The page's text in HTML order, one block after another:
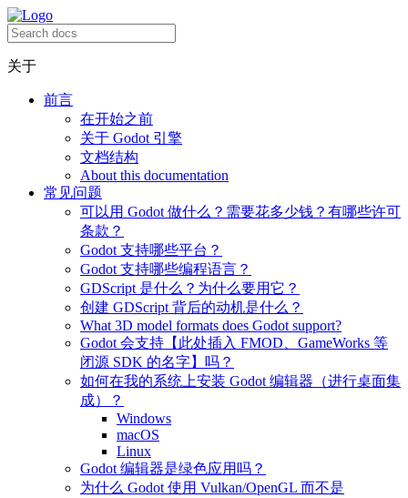
关于
前言
在开始之前
关于 Godot 引擎
文档结构
About this documentation
常见问题
可以用 Godot 做什么？需要花多少钱？有哪些许可
条款？
Godot 支持哪些平台？
Godot 支持哪些编程语言？
GDScript 是什么？为什么要用它？
创建 GDScript 背后的动机是什么？
What 3D model formats does Godot support?
Godot 会支持【此处插入 FMOD、GameWorks 等
闭源 SDK 的名字】吗？
如何在我的系统上安装 Godot 编辑器（进行桌面集
成）？
Windows
macOS
Linux
Godot 编辑器是绿色应用吗？
为什么 Godot 使用 Vulkan/OpenGL 而不是